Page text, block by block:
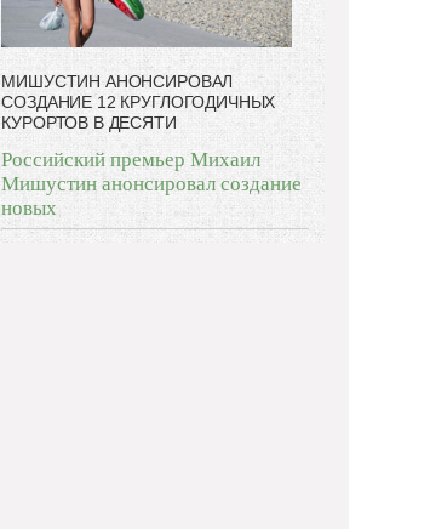
МИШУСТИН АНОНСИРОВАЛ
СОЗДАНИЕ 12 КРУГЛОГОДИЧНЫХ
КУРОРТОВ В ДЕСЯТИ
Российский премьер Михаил
Мишустин анонсировал создание
новых